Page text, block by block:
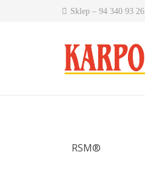
Sklep – 94 340 93 26
RSM®